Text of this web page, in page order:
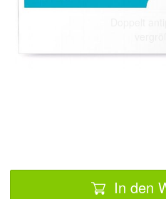
Doppelt
In den